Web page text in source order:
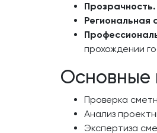
Прозрачность.
Региональная
прохождении
Основные
Проверка
Анализ
Экспертиза